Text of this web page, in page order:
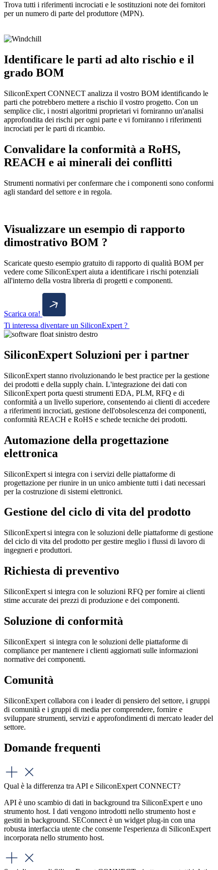
Trova tutti i riferimenti incrociati e le sostituzioni note dei fornitori
per un numero di parte del produttore (MPN).
Identificare le parti ad alto rischio e il
grado BOM
SiliconExpert CONNECT analizza il vostro BOM identificando le
parti che potrebbero mettere a rischio il vostro progetto. Con un
semplice clic, i nostri algoritmi proprietari vi forniranno un'analisi
approfondita dei rischi per ogni parte e vi forniranno i riferimenti
incrociati per le parti di ricambio.
Convalidare la conformità a RoHS,
REACH e ai minerali dei conflitti
Strumenti normativi per confermare che i componenti sono conformi
agli standard del settore e in regola.
Visualizzare un esempio di rapporto
dimostrativo BOM ?
Scaricate questo esempio gratuito di rapporto di qualità BOM per
vedere come SiliconExpert aiuta a identificare i rischi potenziali
all'interno della vostra libreria di progetti e componenti.
Scarica ora!
Ti interessa diventare un SiliconExpert ?
SiliconExpert Soluzioni per i partner
SiliconExpert stanno rivoluzionando le best practice per la gestione
dei prodotti e della supply chain. L'integrazione dei dati con
SiliconExpert porta questi strumenti EDA, PLM, RFQ e di
conformità a un livello superiore, consentendo ai clienti di accedere
a riferimenti incrociati, gestione dell'obsolescenza dei componenti,
conformità REACH e RoHS e schede tecniche dei prodotti.
Automazione della progettazione
elettronica
SiliconExpert si integra con i servizi delle piattaforme di
progettazione per riunire in un unico ambiente tutti i dati necessari
per la costruzione di sistemi elettronici.
Gestione del ciclo di vita del prodotto
SiliconExpert si integra con le soluzioni delle piattaforme di gestione
del ciclo di vita del prodotto per gestire meglio i flussi di lavoro di
ingegneri e produttori.
Richiesta di preventivo
SiliconExpert si integra con le soluzioni RFQ per fornire ai clienti
stime accurate dei prezzi di produzione e dei componenti.
Soluzione di conformità
SiliconExpert si integra con le soluzioni delle piattaforme di
compliance per mantenere i clienti aggiornati sulle informazioni
normative dei componenti.
Comunità
SiliconExpert collabora con i leader di pensiero del settore, i gruppi
di comunità e i gruppi di media per comprendere, fornire e
sviluppare strumenti, servizi e approfondimenti di mercato leader del
settore.
Domande frequenti
Qual è la differenza tra API e SiliconExpert CONNECT?
API è uno scambio di dati in background tra SiliconExpert e uno
strumento host. I dati vengono introdotti nello strumento host e
gestiti in background. SEConnect è un widget plug-in con una
robusta interfaccia utente che consente l'esperienza di SiliconExpert
incorporata nello strumento host.